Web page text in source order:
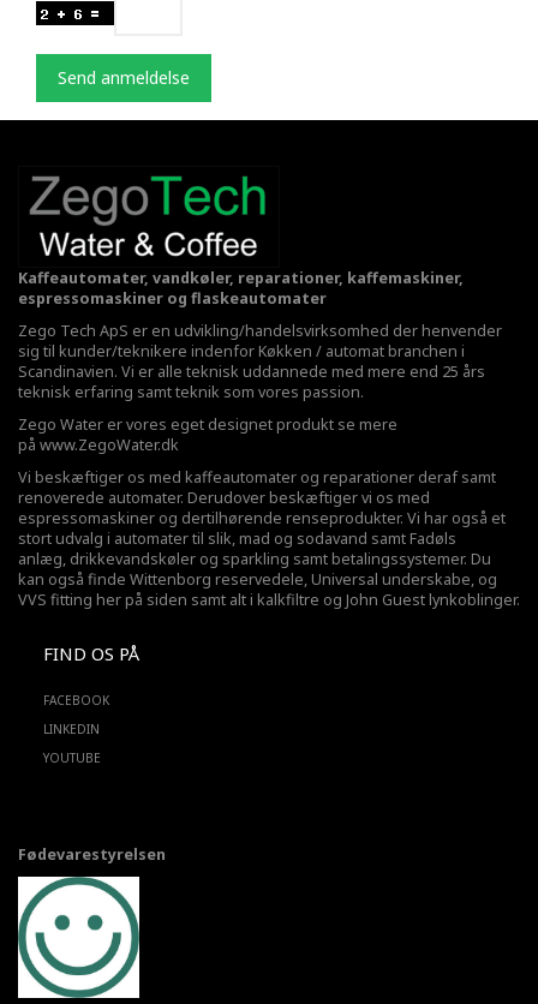
Send anmeldelse
Kaffeautomater, vandkøler, reparationer, kaffemaskiner,
espressomaskiner og flaskeautomater
Zego Tech ApS er en udvikling/handelsvirksomhed der henvender
sig til kunder/teknikere indenfor Køkken / automat branchen i
Scandinavien. Vi er alle teknisk uddannede med mere end 25 års
teknisk erfaring samt teknik som vores passion.
Zego Water er vores eget designet produkt se mere
på www.ZegoWater.dk
Vi beskæftiger os med kaffeautomater og reparationer deraf samt
renoverede automater. Derudover beskæftiger vi os med
espressomaskiner og dertilhørende renseprodukter. Vi har også et
stort udvalg i automater til slik, mad og sodavand samt Fadøls
anlæg, drikkevandskøler og sparkling samt betalingssystemer. Du
kan også finde Wittenborg reservedele, Universal underskabe, og
VVS fitting her på siden samt alt i kalkfiltre og John Guest lynkoblinger.
FIND OS PÅ
FACEBOOK
LINKEDIN
YOUTUBE
Fødevarestyrelsen